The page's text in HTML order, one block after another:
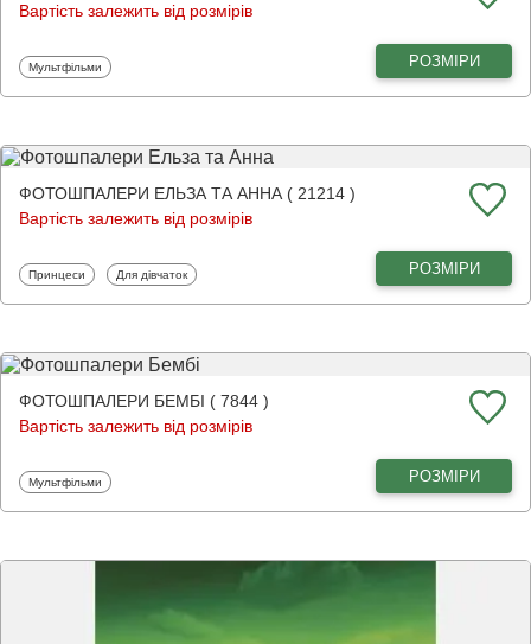
Вартість залежить від розмірів
Фотошпалери
Мультфільми РОЗМІРИ
ФОТОШПАЛЕРИ ЕЛЬЗА ТА АННА ( 21214 )
Вартість залежить від розмірів
Фотошпалери
Принцеси Фотошпалери
Для дівчаток РОЗМІРИ
ФОТОШПАЛЕРИ БЕМБІ ( 7844 )
Вартість залежить від розмірів
Фотошпалери
Мультфільми РОЗМІРИ